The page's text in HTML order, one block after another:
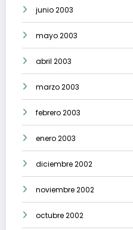
junio 2003
mayo 2003
abril 2003
marzo 2003
febrero 2003
enero 2003
diciembre 2002
noviembre 2002
octubre 2002